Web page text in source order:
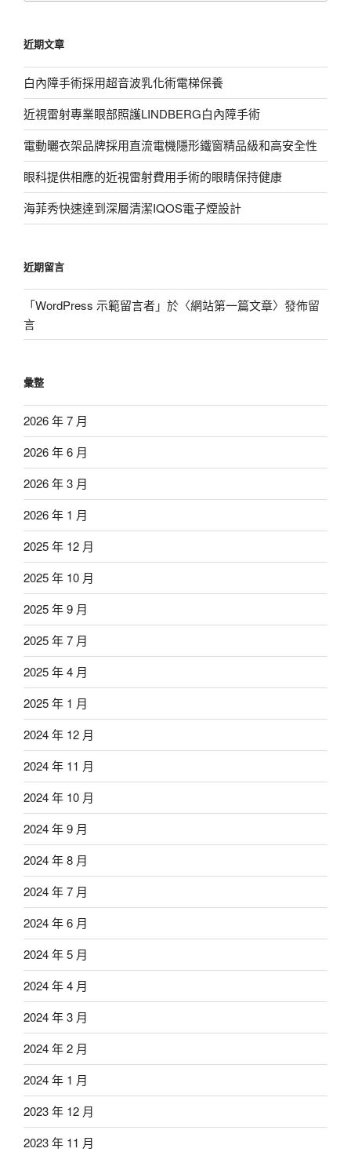
字:
近期文章
白內障手術採用超音波乳化術電梯保養
近視雷射專業眼部照護LINDBERG白內障手術
電動曬衣架品牌採用直流電機隱形鐵窗精品級和高安全性
眼科提供相應的近視雷射費用手術的眼睛保持健康
海菲秀快速達到深層清潔IQOS電子煙設計
近期留言
「WordPress 示範留言者」於〈網站第一篇文章〉發佈留
言
彙整
2026 年 7 月
2026 年 6 月
2026 年 3 月
2026 年 1 月
2025 年 12 月
2025 年 10 月
2025 年 9 月
2025 年 7 月
2025 年 4 月
2025 年 1 月
2024 年 12 月
2024 年 11 月
2024 年 10 月
2024 年 9 月
2024 年 8 月
2024 年 7 月
2024 年 6 月
2024 年 5 月
2024 年 4 月
2024 年 3 月
2024 年 2 月
2024 年 1 月
2023 年 12 月
2023 年 11 月